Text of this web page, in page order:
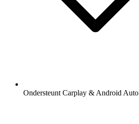
Ondersteunt Carplay & Android Auto